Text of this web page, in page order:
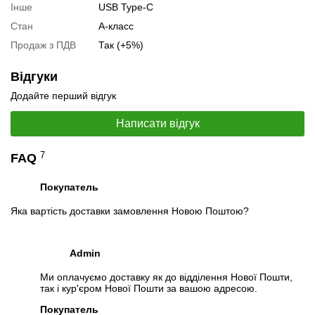
Специфікація, тести та технічні звіти
Запит оптової ціни
Слідкувати в Instagram
Інше
USB Type-C
Стан
А-класс
Продаж з ПДВ
Так (+5%)
Відгуки
Додайте перший відгук
Написати відгук
FAQ 7
Покупатель
Яка вартість доставки замовлення Новою Поштою?
Admin
Ми оплачуємо доставку як до відділення Нової Пошти,
так і кур'єром Нової Пошти за вашою адресою.
Покупатель